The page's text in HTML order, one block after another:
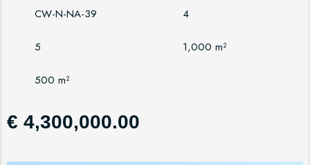
CW-N-NA-39 4
5 1,000 m²
500 m²
€ 4,300,000.00